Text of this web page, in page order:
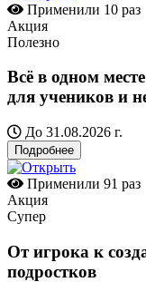
Применили 10 раз
Акция
Полезно
Всё в одном
для учеников и
До 31.08.2026 г.
Подробнее
Применили 91 раз
Акция
Супер
От игрока к
подростков